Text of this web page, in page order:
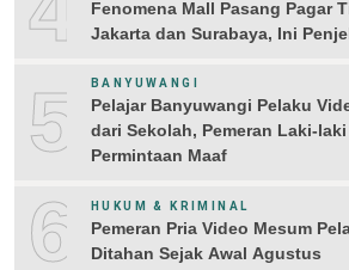
Fenomena Mall Pasang Pagar
Jakarta dan Surabaya, Ini
5 BANYUWANGI
Pelajar Banyuwangi Pelaku
dari Sekolah, Pemeran Laki-
Permintaan Maaf
6 HUKUM & KRIMINAL
Pemeran Pria Video Mesum
Ditahan Sejak Awal Agustus